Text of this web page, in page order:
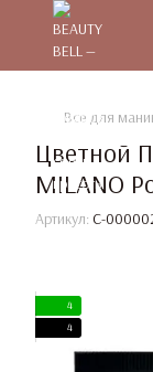
Все для
Цветной
MILANO
Артикул: C-
4
4